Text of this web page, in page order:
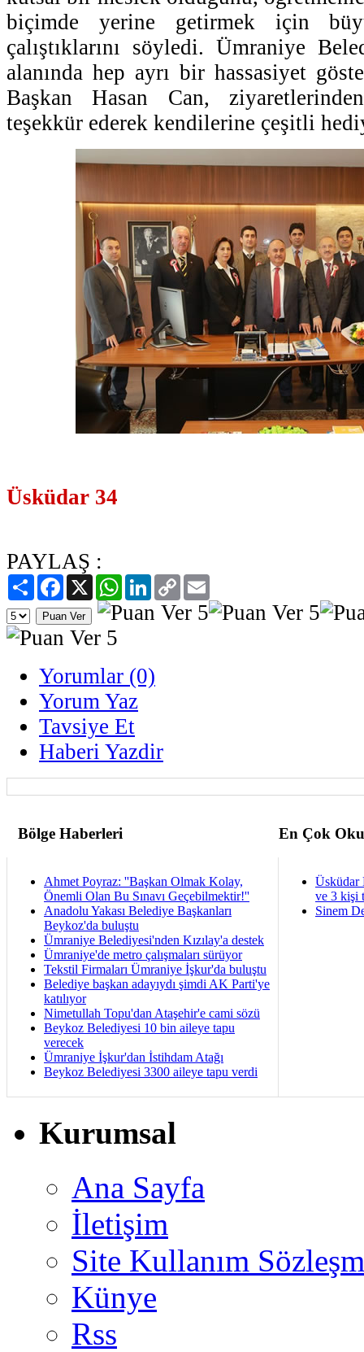
biçimde yerine getirmek için
çalıştıklarını söyledi. Ümraniye
alanında hep ayrı bir hassasiyet
Başkan Hasan Can,
teşekkür ederek kendilerine çeşitli
Üsküdar 34
PAYLAŞ :
PaylaşFacebook
X WhatsAppLinkedIn
Copy
Link
Yorumlar (0)
Yorum Yaz
Tavsiye Et
Haberi Yazdir
Bölge Haberleri En Çok
Ahmet Poyraz: ''Başkan Olmak Kolay,
Önemli Olan Bu Sınavı Geçebilmektir!''
Anadolu Yakası Belediye Başkanları
Beykoz'da buluştu
Ümraniye Belediyesi'nden Kızılay'a destek
Ümraniye'de metro çalışmaları sürüyor
Tekstil Firmaları Ümraniye İşkur'da buluştu
Belediye başkan adayıydı şimdi AK Parti'ye
katılıyor
Nimetullah Topu'dan Ataşehir'e cami sözü
Beykoz Belediyesi 10 bin aileye tapu
verecek
Ümraniye İşkur'dan İstihdam Atağı
Beykoz Belediyesi 3300 aileye tapu verdi
Üsküdar
ve 3 kişi
Sinem
Kurumsal
Ana Sayfa
İletişim
Site Kullanım
Künye
Rss